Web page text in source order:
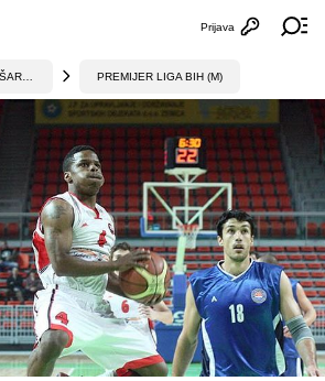
Otvori
Prijava
PREMIJER LIGA BIH (M)